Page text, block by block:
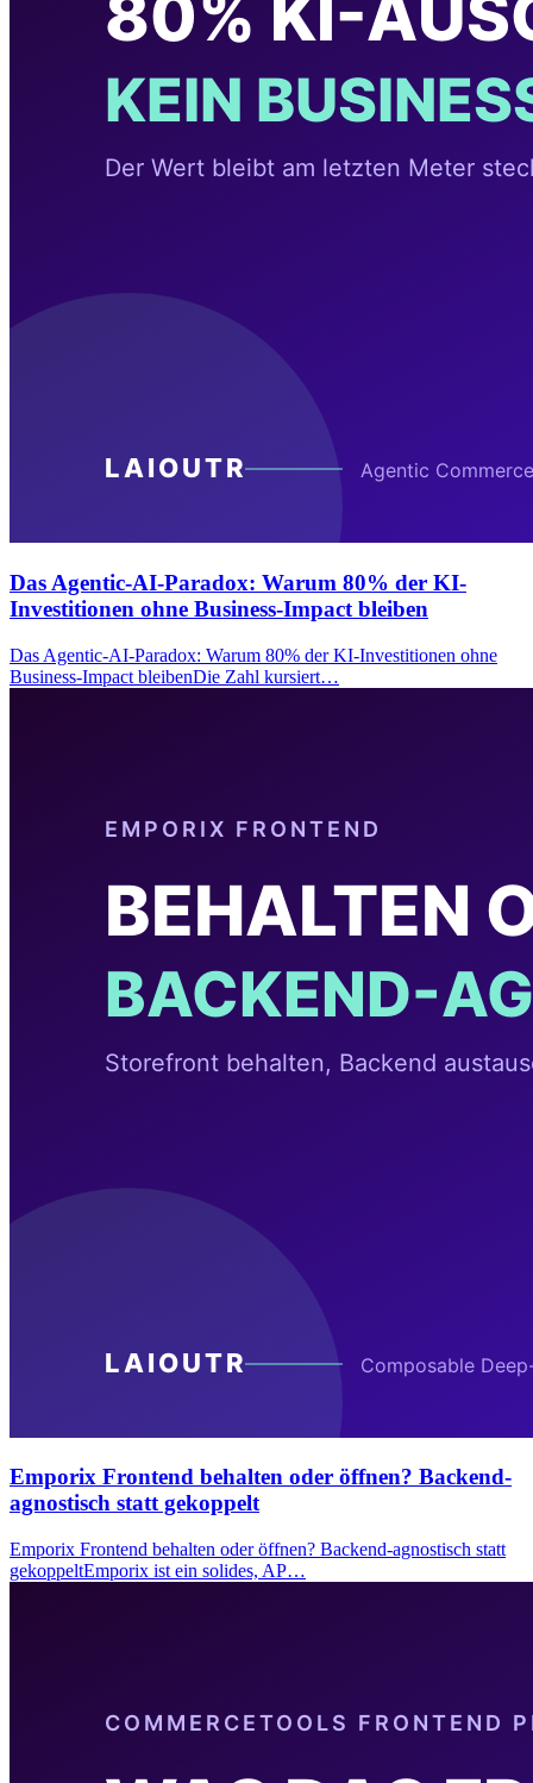
Das Agentic-AI-Paradox: Warum 80% der KI-
Investitionen ohne Business-Impact bleiben
Das Agentic-AI-Paradox: Warum 80% der KI-Investitionen ohne
Business-Impact bleibenDie Zahl kursiert…
Emporix Frontend behalten oder öffnen? Backend-
agnostisch statt gekoppelt
Emporix Frontend behalten oder öffnen? Backend-agnostisch statt
gekoppeltEmporix ist ein solides, AP…